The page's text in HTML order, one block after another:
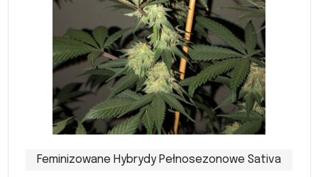
Feminizowane Hybrydy Pełnosezonowe Sativa